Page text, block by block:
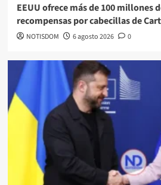
EEUU ofrece más de 100 millones
recompensas por cabecillas de
NOTISDOM 6 agosto 2026 0